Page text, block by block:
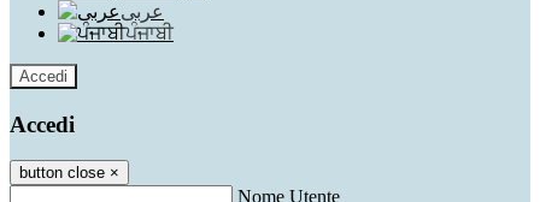
عربى
ਪੰਜਾਬੀ
Accedi
Accedi
button close ×
Nome Utente